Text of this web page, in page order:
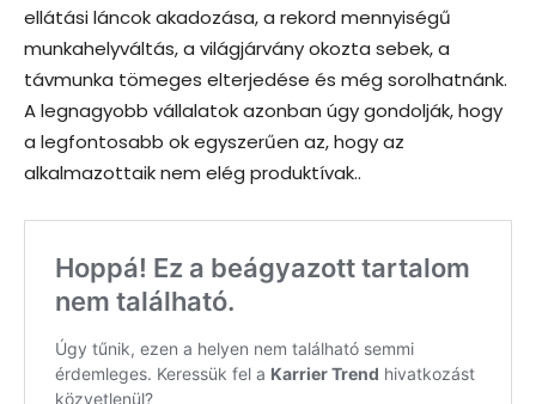
ellátási láncok akadozása, a rekord mennyiségű
munkahelyváltás, a világjárvány okozta sebek, a
távmunka tömeges elterjedése és még sorolhatnánk.
A legnagyobb vállalatok azonban úgy gondolják, hogy
a legfontosabb ok egyszerűen az, hogy az
alkalmazottaik nem elég produktívak..